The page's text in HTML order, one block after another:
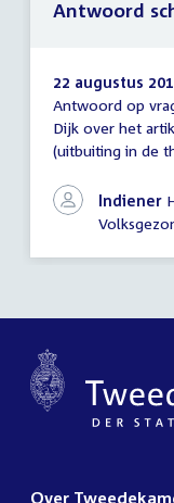
Antwoord
schriftelijke
vragen
22 augustus
Antwoord op
Dijk over het
(uitbuiting in de
Indiener
Antwoord
Over